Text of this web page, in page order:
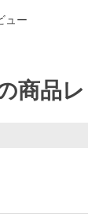
ュー
商品